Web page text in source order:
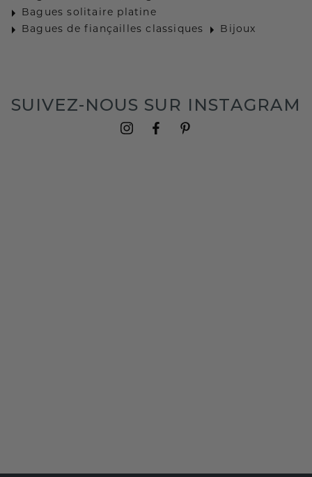
Bagues solitaire platine
Bagues de fiançailles classiques
Bijoux
SUIVEZ-NOUS SUR INSTAGRAM